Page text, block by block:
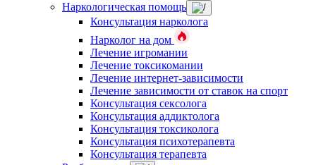
Наркологическая помощь
Консультация нарколога
Нарколог на дом
Лечение игромании
Лечение токсикомании
Лечение интернет-зависимости
Лечение зависимости от ставок на спорт
Консультация сексолога
Консультация аддиктолога
Консультация токсиколога
Консультация психотерапевта
Консультация терапевта